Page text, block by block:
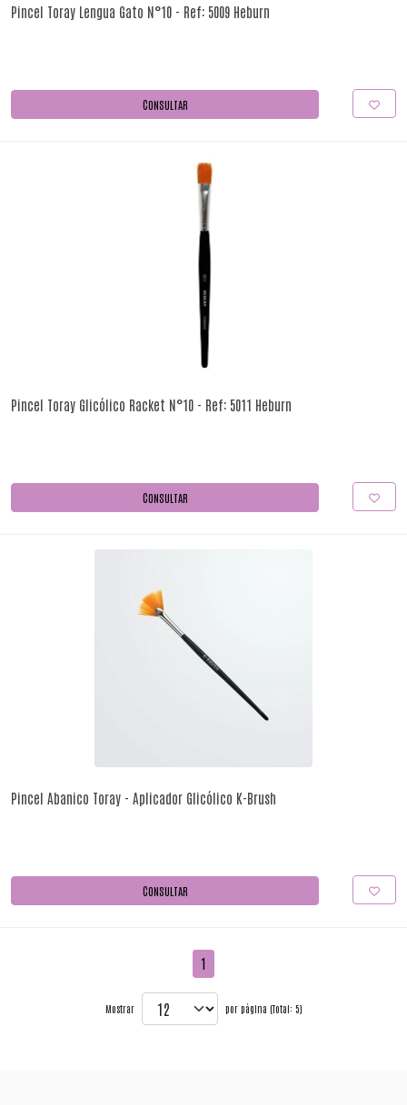
Pincel Toray Lengua Gato N°10 - Ref: 5009 Heburn
CONSULTAR
Pincel Toray Glicólico Racket N°10 - Ref: 5011 Heburn
CONSULTAR
Pincel Abanico Toray - Aplicador Glicólico K-Brush
CONSULTAR
1
Mostrar por página (Total: 5)